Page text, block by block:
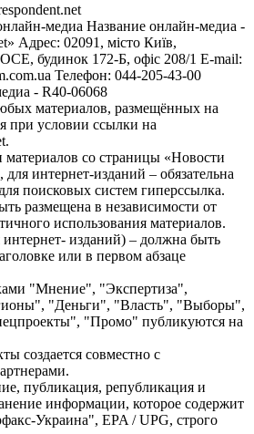
медиа Название онлайн-медиа -
Адрес: 02091, місто Київ,
будинок 172-Б, офіс 208/1 E-mail:
Телефон: 044-205-43-00
- R40-06068
материалов, размещённых на
при условии ссылки на
со страницы «Новости
интернет-изданий – обязательна
поисковых систем гиперссылка.
размещена в независимости от
использования материалов.
изданий) – должна быть
или в первом абзаце
"Мнение", "Экспертиза",
"Деньги", "Власть", "Выборы",
"Промо" публикуются на
создается совместно с
публикация, републикация и
информации, которое содержит
Украина", EPA / UPG, строго